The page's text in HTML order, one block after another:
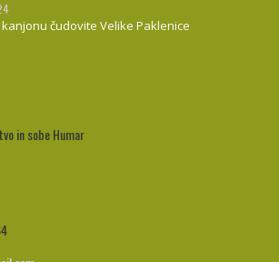
čudovite Velike Paklenice
in sobe Humar